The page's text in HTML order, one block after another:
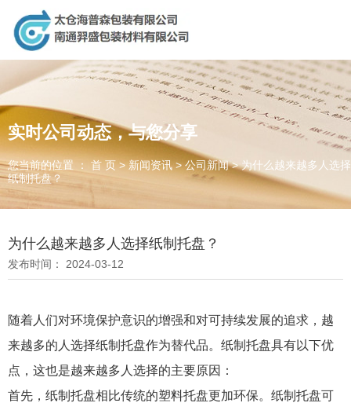
太仓海普森包装有限公司，专业生产销售：纸制品，重型包装，现
场捆包服务，供应链对接，木制品！
太仓海普森包装有限公司
南通羿盛包装材料有限公司
诚信、合作、精湛、创新
全国咨询电话：
189-6299-4555
0512-53359279
实时公司动态，与您分享
您当前的位置 ： 首 页>新闻资讯 >公司新闻 >为什么越来越多人选择
纸制托盘？
为什么越来越多人选择纸制托盘？
发布时间： 2024-03-12
随着人们对环境保护意识的增强和对可持续发展的追求，越
来越多的人选择纸制托盘作为替代品。纸制托盘具有以下优
点，这也是越来越多人选择的主要原因：
首先，纸制托盘相比传统的塑料托盘更加环保。纸制托盘可